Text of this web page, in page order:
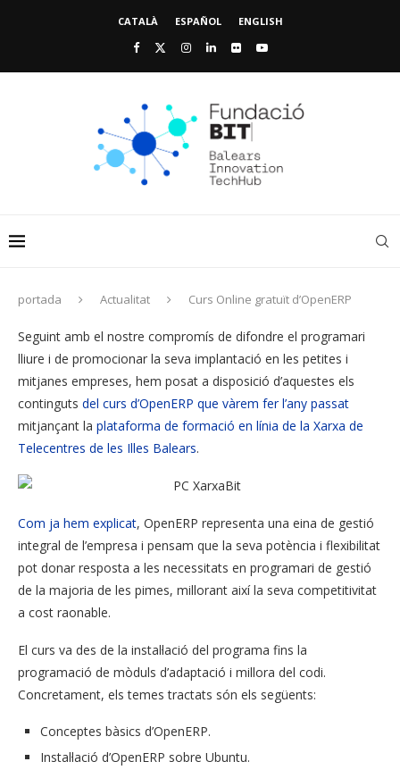
CATALÀ ESPAÑOL ENGLISH
portada Actualitat Curs Online gratuït d’OpenERP
Seguint amb el nostre compromís de difondre el programari
lliure i de promocionar la seva implantació en les petites i
mitjanes empreses, hem posat a disposició d’aquestes els
continguts del curs d’OpenERP que vàrem fer l’any passat
mitjançant la plataforma de formació en línia de la Xarxa de
Telecentres de les Illes Balears.
Com ja hem explicat, OpenERP representa una eina de gestió
integral de l’empresa i pensam que la seva potència i flexibilitat
pot donar resposta a les necessitats en programari de gestió
de la majoria de les pimes, millorant així la seva competitivitat
a cost raonable.
El curs va des de la instal·lació del programa fins la
programació de mòduls d’adaptació i millora del codi.
Concretament, els temes tractats són els següents:
Conceptes bàsics d’OpenERP.
Instal·lació d’OpenERP sobre Ubuntu.